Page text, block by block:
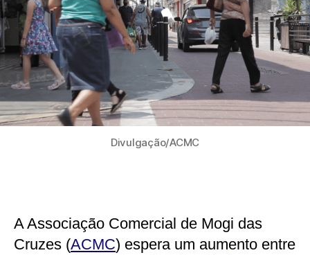
Divulgação/ACMC
A Associação Comercial de Mogi das
Cruzes (ACMC) espera um aumento entre